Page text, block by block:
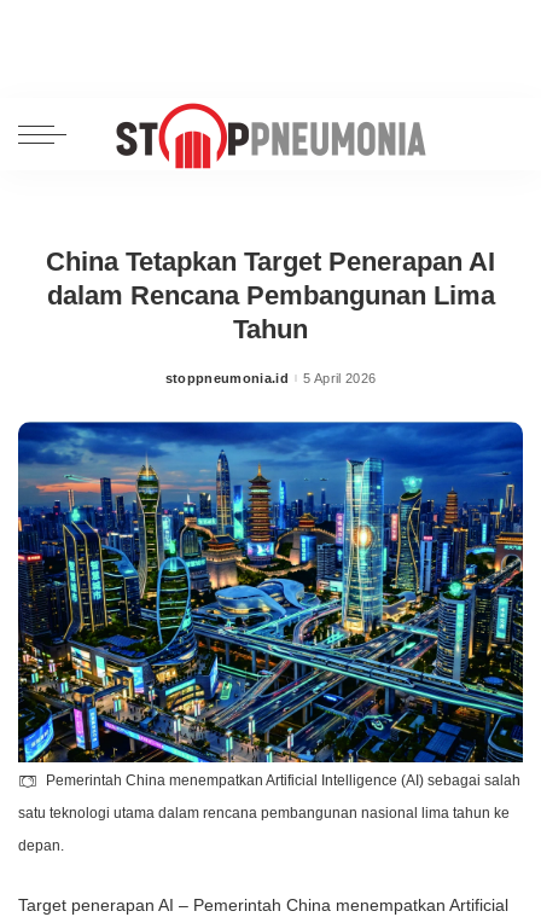
China Tetapkan Target Penerapan AI
dalam Rencana Pembangunan Lima
Tahun
Posted
stoppneumonia.id 5 April 2026
Pemerintah China menempatkan Artificial Intelligence (AI) sebagai salah
satu teknologi utama dalam rencana pembangunan nasional lima tahun ke
depan.
Target penerapan AI – Pemerintah China menempatkan Artificial